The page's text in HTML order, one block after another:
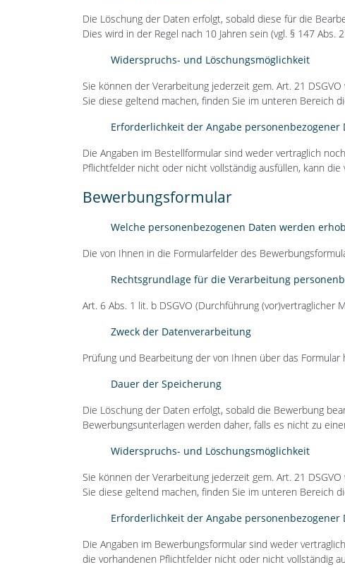
Die Löschung der Daten erfolgt, sobald diese für die
Dies wird in der Regel nach 10 Jahren sein (vgl. § 147 Abs.
Widerspruchs- und Löschungsmöglichkeit
Sie können der Verarbeitung jederzeit gem. Art. 21
Sie diese geltend machen, finden Sie im unteren Bereich
Erforderlichkeit der Angabe personenbezogener
Die Angaben im Bestellformular sind weder vertraglich
Pflichtfelder nicht oder nicht vollständig ausfüllen, kann
Bewerbungsformular
Welche personenbezogenen Daten werden
Die von Ihnen in die Formularfelder des
Rechtsgrundlage für die Verarbeitung
Art. 6 Abs. 1 lit. b DSGVO (Durchführung (vor)vertraglicher
Zweck der Datenverarbeitung
Prüfung und Bearbeitung der von Ihnen über das
Dauer der Speicherung
Die Löschung der Daten erfolgt, sobald die Bewerbung
Bewerbungsunterlagen werden daher, falls es nicht zu
Widerspruchs- und Löschungsmöglichkeit
Sie können der Verarbeitung jederzeit gem. Art. 21
Sie diese geltend machen, finden Sie im unteren Bereich
Erforderlichkeit der Angabe personenbezogener
Die Angaben im Bewerbungsformular sind weder
die vorhandenen Pflichtfelder nicht oder nicht vollständig